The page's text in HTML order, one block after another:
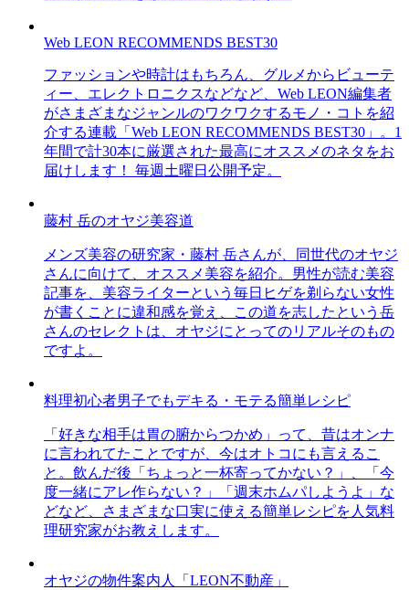
Web LEON RECOMMENDS BEST30
ファッションや時計はもちろん、グルメからビューテ
ィー、エレクトロニクスなどなど、Web LEON編集者
がさまざまなジャンルのワクワクするモノ・コトを紹
介する連載「Web LEON RECOMMENDS BEST30」。1
年間で計30本に厳選された最高にオススメのネタをお
届けします！ 毎週土曜日公開予定。
藤村 岳のオヤジ美容道
メンズ美容の研究家・藤村 岳さんが、同世代のオヤジ
さんに向けて、オススメ美容を紹介。男性が読む美容
記事を、美容ライターという毎日ヒゲを剃らない女性
が書くことに違和感を覚え、この道を志したという岳
さんのセレクトは、オヤジにとってのリアルそのもの
ですよ。
料理初心者男子でもデキる・モテる簡単レシピ
「好きな相手は胃の腑からつかめ」って、昔はオンナ
に言われてたことですが、今はオトコにも言えるこ
と。飲んだ後「ちょっと一杯寄ってかない？」、「今
度一緒にアレ作らない？」「週末ホムパしようよ」な
どなど、さまざまな口実に使える簡単レシピを人気料
理研究家がお教えします。
オヤジの物件案内人「LEON不動産」